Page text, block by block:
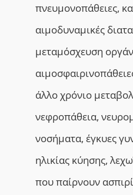
πνευμονοπάθειες, κ
αιμοδυναμικές
μεταμόσχευση
άλλο χρόνιο
νεφροπάθεια, ν
νοσήματα, έγκυες
ηλικίας κύησης, λ
που παίρνουν